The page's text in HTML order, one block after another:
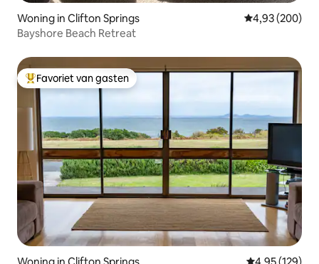
Woning in Clifton Springs Gemiddelde
4,93 (200)
Bayshore Beach Retreat
Topfavoriet van gasten
Favoriet van gasten